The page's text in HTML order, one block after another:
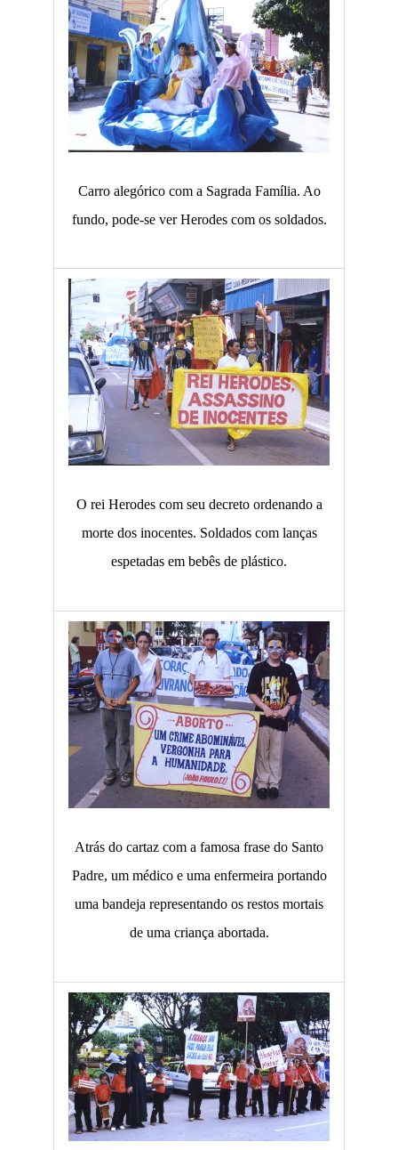
Carro alegórico com a Sagrada Família. Ao
fundo, pode-se ver Herodes com os soldados.
O rei Herodes com seu decreto ordenando a
morte dos inocentes. Soldados com lanças
espetadas em bebês de plástico.
Atrás do cartaz com a famosa frase do Santo
Padre, um médico e uma enfermeira portando
uma bandeja representando os restos mortais
de uma criança abortada.